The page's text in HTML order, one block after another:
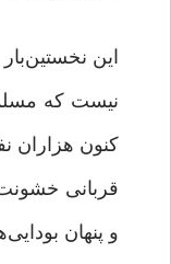
این نخستین‌بار
نیست که
کنون هزاران
قربانی
و پنهان